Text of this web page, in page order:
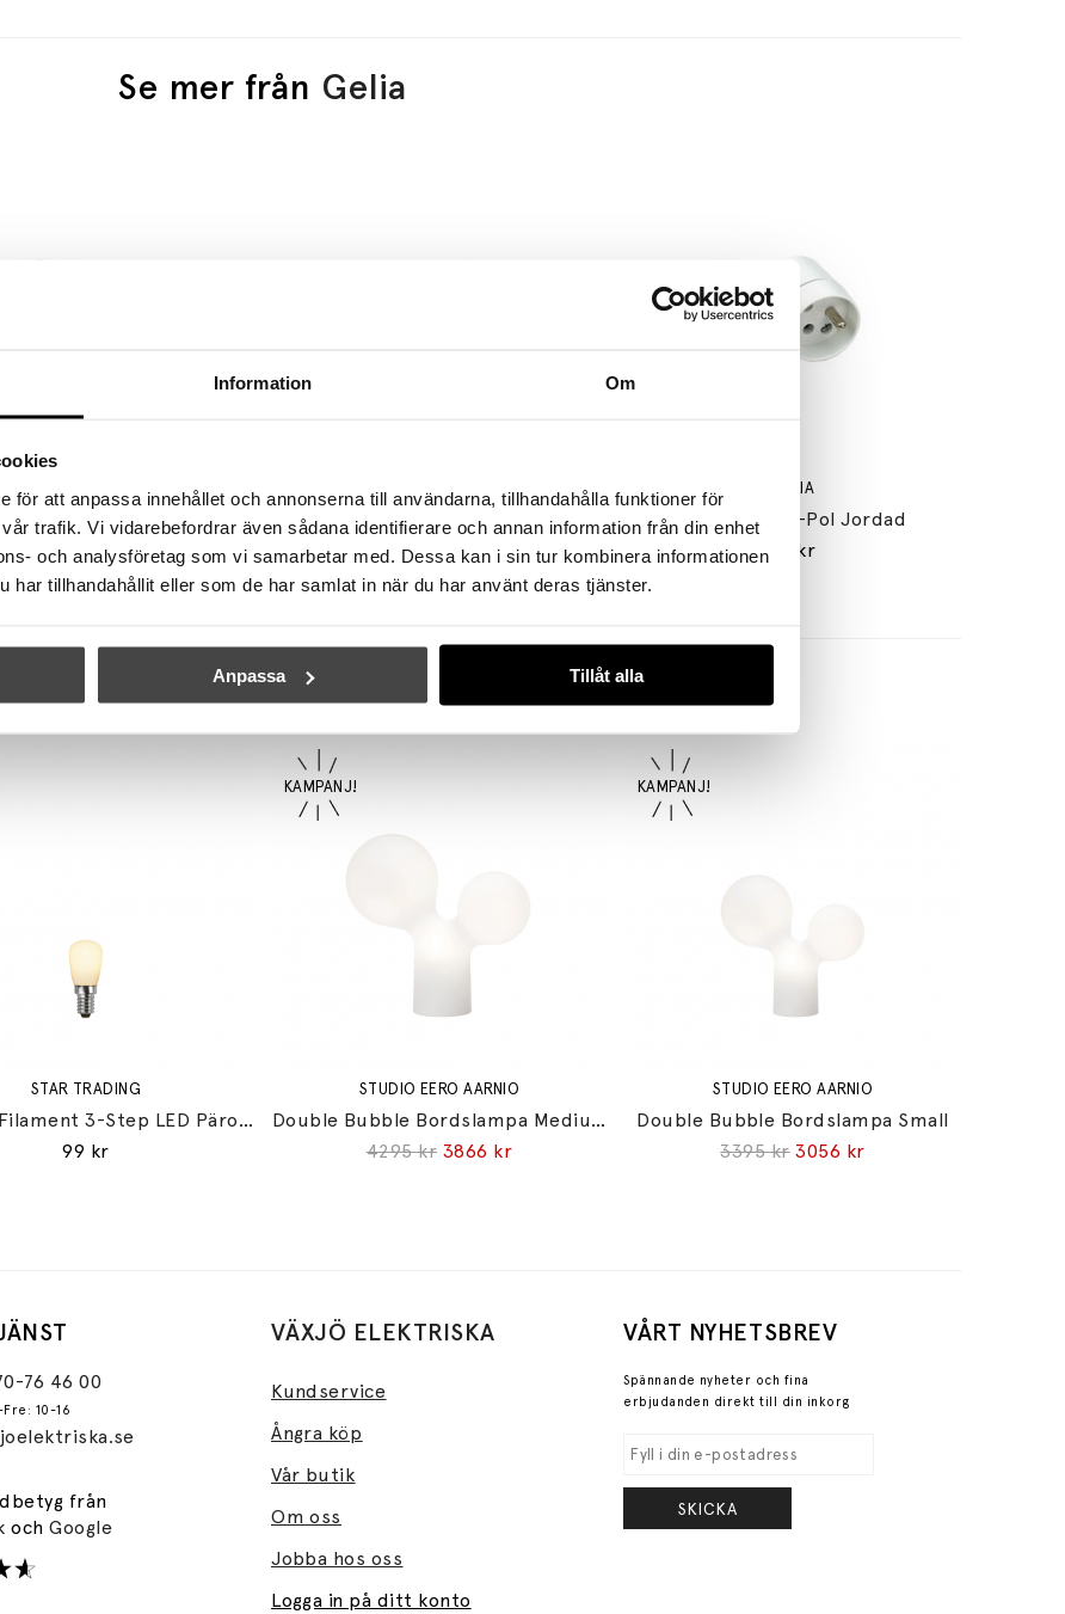
Information Om
för att anpassa innehållet och annonserna till användarna, tillhandahålla funktioner för
trafik. Vi vidarebefordrar även sådana identifierare och annan information från din enhet
och analysföretag som vi samarbetar med. Dessa kan i sin tur kombinera informationen
har tillhandahållit eller som de har samlat in när du har använt deras tjänster.
Anpassa Tillåt alla
Se mer från Gelia
Svart Jordad
49 kr
Förgreningsbox Svart Jordad
69 kr
GELIA
Lamputtag 2-Pol Jordad
79 kr
Andra köpte även
STAR TRADING
Opaque Filament 3-Step LED Päron 2W (=16W) E14
99 kr
STUDIO EERO AARNIO
Double Bubble Bordslampa Medium
4295 kr 3866 kr
STUDIO EERO AARNIO
Double Bubble Bordslampa Small
3395 kr 3056 kr
76 46 00
10-16
från
ochGoogle
VÄXJÖ ELEKTRISKA
Kundservice
Ångra köp
Vår butik
Om oss
Jobba hos oss
Logga in på ditt konto
VÅRT NYHETSBREV
Spännande nyheter och fina
erbjudanden direkt till din inkorg
SKICKA